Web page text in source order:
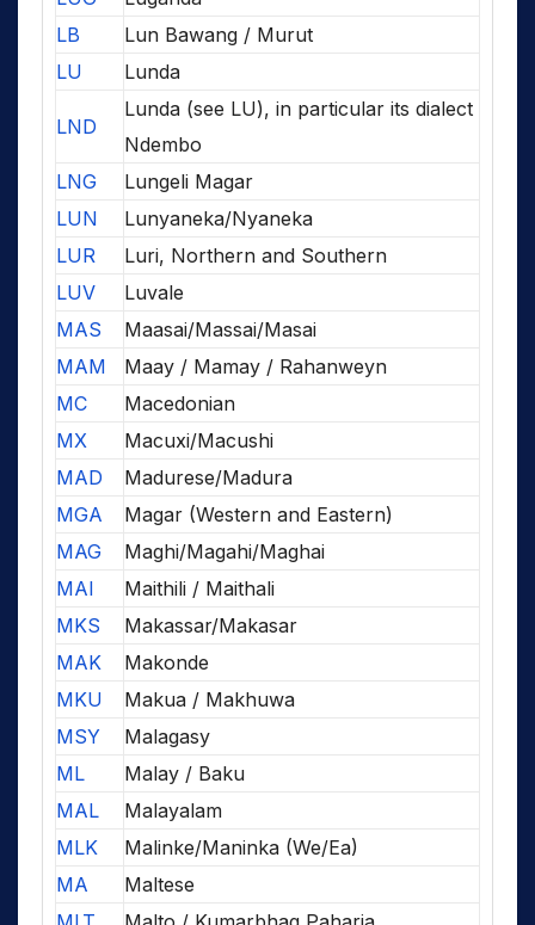
LB
Lun Bawang / Murut
LU
Lunda
LND
Lunda (see LU), in particular its dialect
Ndembo
LNG
Lungeli Magar
LUN
Lunyaneka/Nyaneka
LUR
Luri, Northern and Southern
LUV
Luvale
MAS
Maasai/Massai/Masai
MAM
Maay / Mamay / Rahanweyn
MC
Macedonian
MX
Macuxi/Macushi
MAD
Madurese/Madura
MGA
Magar (Western and Eastern)
MAG
Maghi/Magahi/Maghai
MAI
Maithili / Maithali
MKS
Makassar/Makasar
MAK
Makonde
MKU
Makua / Makhuwa
MSY
Malagasy
ML
Malay / Baku
MAL
Malayalam
MLK
Malinke/Maninka (We/Ea)
MA
Maltese